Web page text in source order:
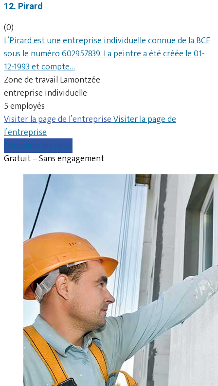
12. Pirard
(0)
L’Pirard est une entreprise individuelle connue de la BCE
sous le numéro 602957839. La peintre a été créée le 01-
12-1993 et compte…
Zone de travail Lamontzée
entreprise individuelle
5 employés
Visiter la page de l’entrepriseVisiter la page de
l’entreprise
Comparer les devis
Gratuit – Sans engagement